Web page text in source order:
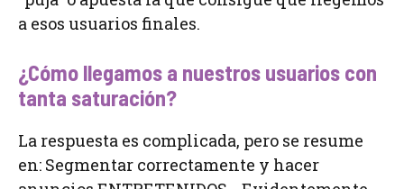
a esos usuarios finales.
¿Cómo llegamos a nuestros usuarios con
tanta saturación?
La respuesta es complicada, pero se resume
en: Segmentar correctamente y hacer